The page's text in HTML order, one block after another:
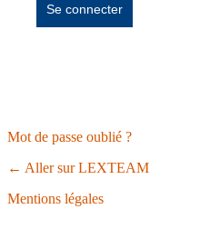
Mot de passe oublié ?
← Aller sur LEXTEAM
Mentions légales